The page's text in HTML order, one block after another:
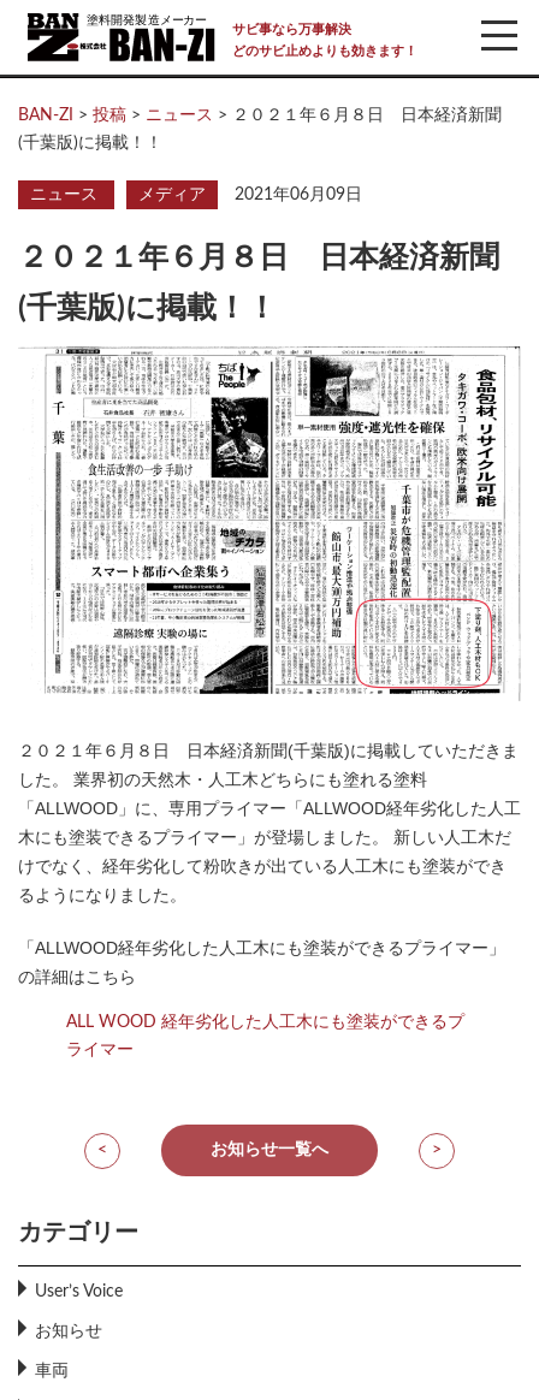
サビ事なら万事解決
どのサビ止めよりも効きます！
BAN-ZI > 投稿 > ニュース > ２０２１年６月８日 日本経済新聞
(千葉版)に掲載！！
ニュース メディア 2021年06月09日
２０２１年６月８日 日本経済新聞
(千葉版)に掲載！！
２０２１年６月８日 日本経済新聞(千葉版)に掲載していただきま
した。
業界初の天然木・人工木どちらにも塗れる塗料
「ALLWOOD」に、専用プライマー「ALLWOOD経年劣化した人工
木にも塗装できるプライマー」が登場しました。
新しい人工木だ
けでなく、経年劣化して粉吹きが出ている人工木にも塗装ができ
るようになりました。
「ALLWOOD経年劣化した人工木にも塗装ができるプライマー」
の詳細はこちら
ALL WOOD 経年劣化した人工木にも塗装ができるプ
ライマー
< お知らせ一覧へ >
カテゴリー
User’s Voice
お知らせ
車両